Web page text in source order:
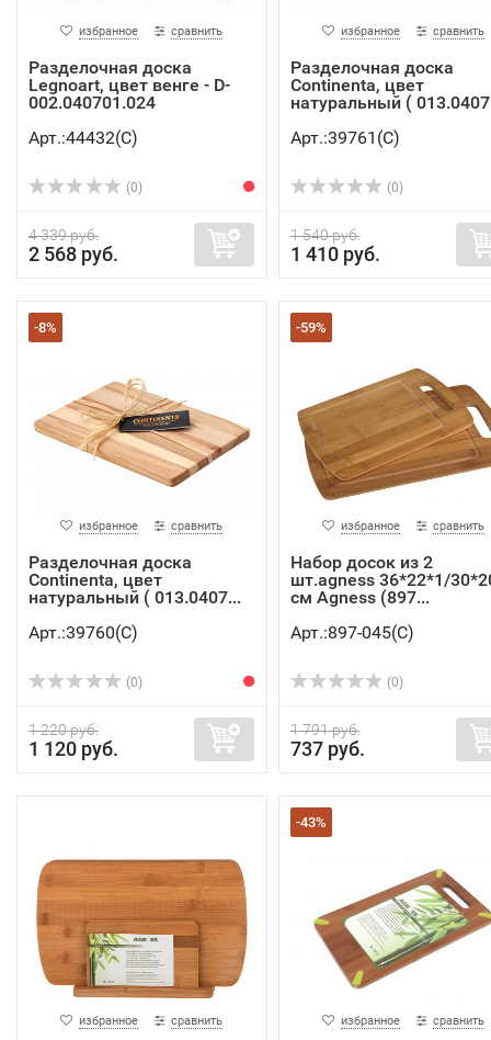
избранное сравнить
Разделочная доска
Legnoart, цвет венге - D-
002.040701.024
Арт.:44432(C)
(0)
4 339 руб.
2 568 руб.
избранное сравнить
Разделочная доска
Continenta, цвет
натуральный (
Арт.:39761(C)
(0)
1 540 руб.
1 410 руб.
-8%
избранное сравнить
Разделочная доска
Continenta, цвет
натуральный ( 013.0407...
Арт.:39760(C)
(0)
1 220 руб.
1 120 руб.
-59%
избранное сравнить
Набор досок из 2
шт.agness 36*22*1/
см Agness (897...
Арт.:897-045(C)
(0)
1 791 руб.
737 руб.
избранное сравнить
-43%
избранное сравнить